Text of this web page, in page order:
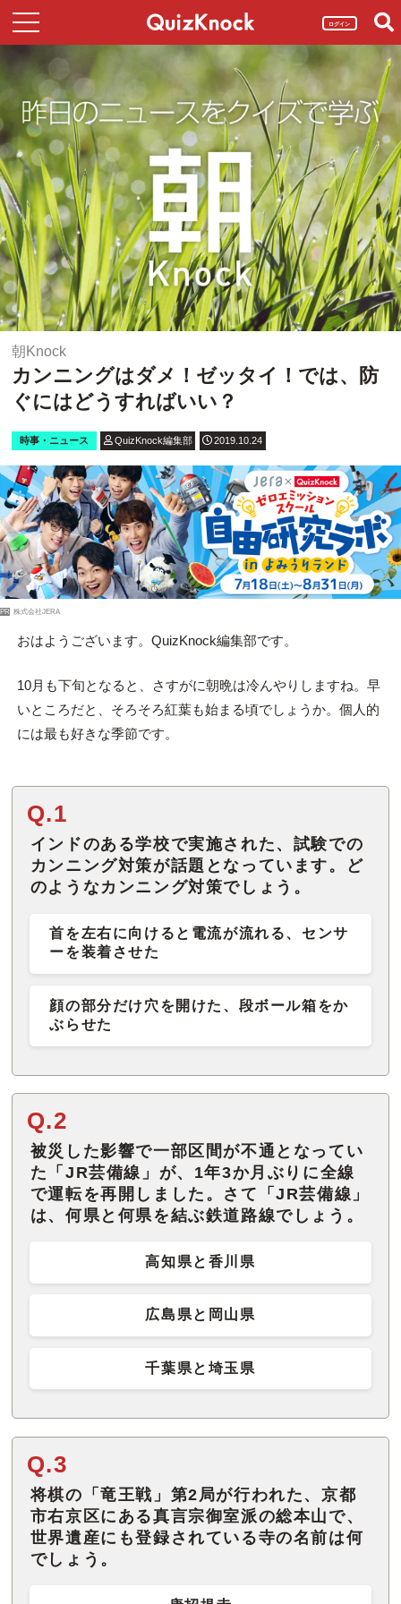
ログイン
朝Knock
カンニングはダメ！ゼッタイ！では、防
ぐにはどうすればいい？
時事・ニュース QuizKnock編集部 2019.10.24
PR 株式会社JERA
おはようございます。QuizKnock編集部です。
10月も下旬となると、さすがに朝晩は冷んやりしますね。早
いところだと、そろそろ紅葉も始まる頃でしょうか。個人的
には最も好きな季節です。
Q.1
インドのある学校で実施された、試験での
カンニング対策が話題となっています。ど
のようなカンニング対策でしょう。
首を左右に向けると電流が流れる、センサ
ーを装着させた
顔の部分だけ穴を開けた、段ボール箱をか
ぶらせた
Q.2
被災した影響で一部区間が不通となってい
た「JR芸備線」が、1年3か月ぶりに全線
で運転を再開しました。さて「JR芸備線」
は、何県と何県を結ぶ鉄道路線でしょう。
高知県と香川県
広島県と岡山県
千葉県と埼玉県
Q.3
将棋の「竜王戦」第2局が行われた、京都
市右京区にある真言宗御室派の総本山で、
世界遺産にも登録されている寺の名前は何
でしょう。